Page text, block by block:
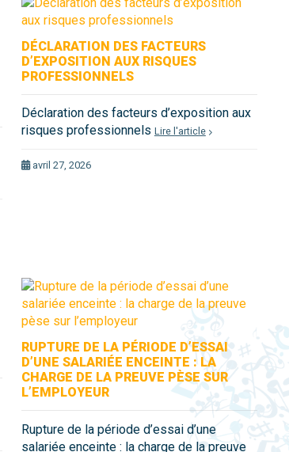
DÉCLARATION DES FACTEURS
D’EXPOSITION AUX RISQUES
PROFESSIONNELS
Déclaration des facteurs d’exposition aux
risques professionnels Lire l'article
avril 27, 2026
RUPTURE DE LA PÉRIODE D’ESSAI
D’UNE SALARIÉE ENCEINTE : LA
CHARGE DE LA PREUVE PÈSE SUR
L’EMPLOYEUR
Rupture de la période d’essai d’une
salariée enceinte : la charge de la preuve